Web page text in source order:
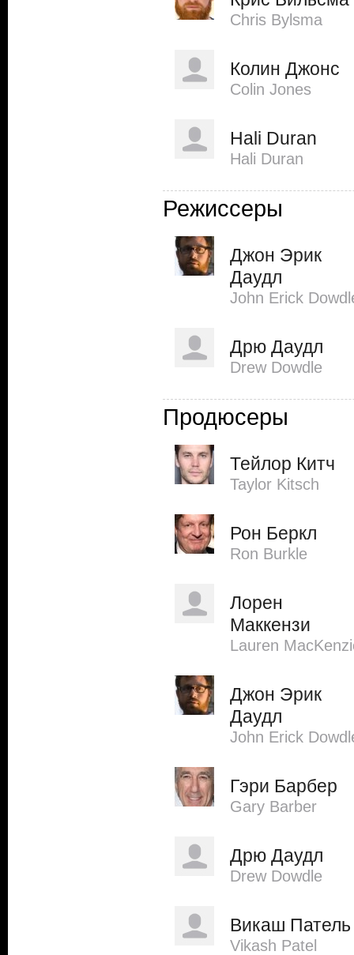
Chris Bylsma
Колин Джонс
Colin Jones
Hali Duran
Hali Duran
Режиссеры
Джон Эрик
Даудл
John Erick
Дрю Даудл
Drew Dowdle
Продюсеры
Тейлор Китч
Taylor Kitsch
Рон Беркл
Ron Burkle
Лорен
Маккензи
Lauren
Джон Эрик
Даудл
John Erick
Гэри Барбер
Gary Barber
Дрю Даудл
Drew Dowdle
Викаш Патель
Vikash Patel